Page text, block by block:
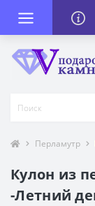
Перламутр
Кулон из
-Летний